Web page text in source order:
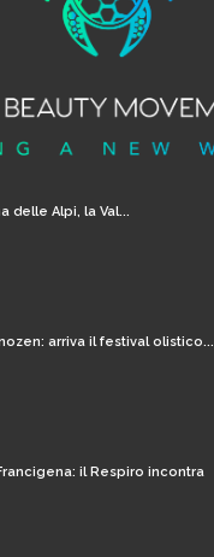
delle Alpi, la Val...
arriva il festival olistico...
il Respiro incontra